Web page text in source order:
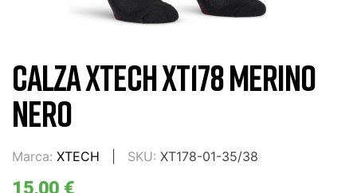
CALZA XTECH XT178 MERINO
NERO
Marca: XTECH SKU: XT178-01-35/38